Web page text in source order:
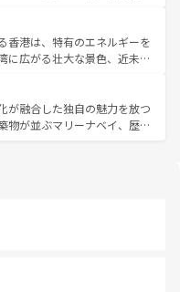
トナムコーヒーなどは、ぜ
域を訪れてもあたたかい人々
、きっと忘れられない旅にな
はチェンマイなどの山岳地
はプーケットやクラビの美し
しむことができる。タイ料理
どの季節にも異なる楽しみ
タイの人々、仏教を中心とし
源が、訪れる旅人を魅了し続
香港は、特有のエネルギーを
に広がる壮大な景色、近未来
ず。観光スポットが密集し
回れるのも魅力。息をのむよ
で、香港を存分に楽しみ尽く
が融合した独自の魅力を放つ
物が並ぶマリーナベイ、歴史
楽しめる外せないスポット